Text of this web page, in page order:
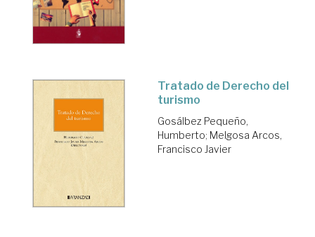
Tratado de Derecho del
turismo
Gosálbez Pequeño,
Humberto; Melgosa Arcos,
Francisco Javier